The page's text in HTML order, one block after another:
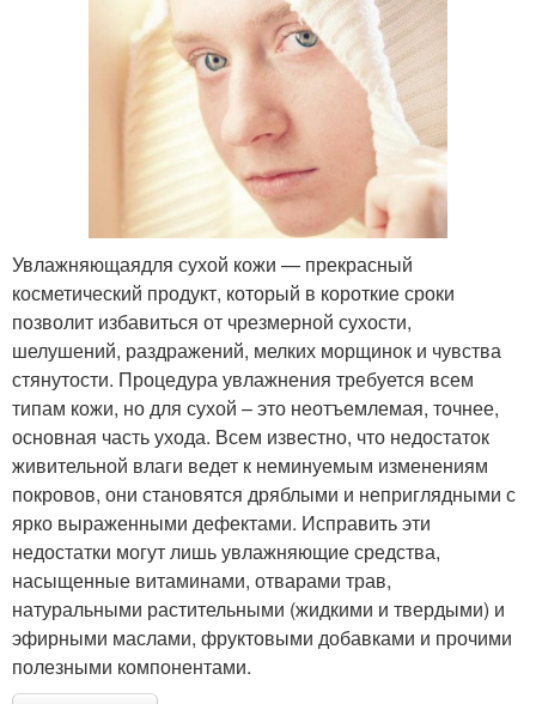
Увлажняющаядля сухой кожи — прекрасный
косметический продукт, который в короткие сроки
позволит избавиться от чрезмерной сухости,
шелушений, раздражений, мелких морщинок и чувства
стянутости. Процедура увлажнения требуется всем
типам кожи, но для сухой – это неотъемлемая, точнее,
основная часть ухода. Всем известно, что недостаток
живительной влаги ведет к неминуемым изменениям
покровов, они становятся дряблыми и неприглядными с
ярко выраженными дефектами. Исправить эти
недостатки могут лишь увлажняющие средства,
насыщенные витаминами, отварами трав,
натуральными растительными (жидкими и твердыми) и
эфирными маслами, фруктовыми добавками и прочими
полезными компонентами.